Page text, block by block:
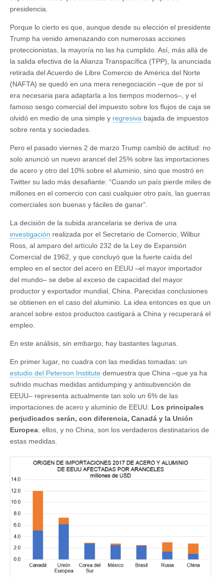
presidencia.
Porque lo cierto es que, aunque desde su elección el presidente
Trump ha venido amenazando con numerosas acciones
proteccionistas, la mayoría no las ha cumplido. Así, más allá de
la salida efectiva de la Alianza Transpacífica (TPP), la anunciada
retirada del Acuerdo de Libre Comercio de América del Norte
(NAFTA) se quedó en una mera renegociación –que de por sí
era necesaria para adaptarla a los tiempos modernos–, y el
famoso sesgo comercial del impuesto sobre los flujos de caja se
olvidó en medio de una simple y regresiva bajada de impuestos
sobre renta y sociedades.
Pero el pasado viernes 2 de marzo Trump cambió de actitud: no
solo anunció un nuevo arancel del 25% sobre las importaciones
de acero y otro del 10% sobre el aluminio, sino que mostró en
Twitter su lado más desafiante: “Cuando un país pierde miles de
millones en el comercio con casi cualquier otro país, las guerras
comerciales son buenas y fáciles de ganar”.
La decisión de la subida arancelaria se deriva de una
investigación realizada por el Secretario de Comercio, Wilbur
Ross, al amparo del artículo 232 de la Ley de Expansión
Comercial de 1962, y que concluyó que la fuerte caída del
empleo en el sector del acero en EEUU –el mayor importador
del mundo– se debe al exceso de capacidad del mayor
productor y exportador mundial, China. Parecidas conclusiones
se obtienen en el caso del aluminio. La idea entonces es que un
arancel sobre estos productos castigará a China y recuperará el
empleo.
En este análisis, sin embargo, hay bastantes lagunas.
En primer lugar, no cuadra con las medidas tomadas: un
estudio del Peterson Institute demuestra que China –que ya ha
sufrido muchas medidas antidumping y antisubvención de
EEUU– representa actualmente tan solo un 6% de las
importaciones de acero y aluminio de EEUU. Los principales
perjudicados serán, con diferencia, Canadá y la Unión
Europea: ellos, y no China, son los verdaderos destinatarios de
estas medidas.